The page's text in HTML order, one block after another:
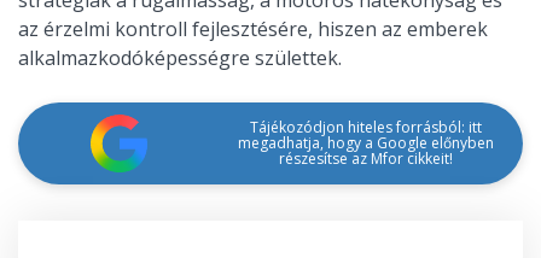
az érzelmi kontroll fejlesztésére, hiszen az emberek
alkalmazkodóképességre születtek.
Tájékozódjon hiteles forrásból: itt
megadhatja, hogy a Google előnyben
részesítse az Mfor cikkeit!